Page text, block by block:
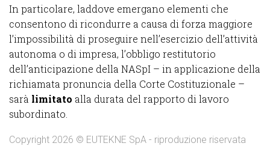
In particolare, laddove emergano elementi che
consentono di ricondurre a causa di forza maggiore
l’impossibilità di proseguire nell’esercizio dell’attività
autonoma o di impresa, l’obbligo restitutorio
dell’anticipazione della NASpI – in applicazione della
richiamata pronuncia della Corte Costituzionale –
sarà limitato alla durata del rapporto di lavoro
subordinato.
Copyright 2026 © EUTEKNE SpA - riproduzione riservata